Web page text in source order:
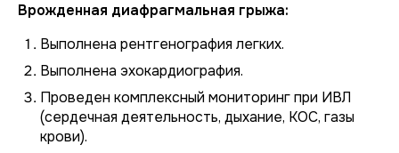
Врожденная диафрагмальная грыжа:
Выполнена рентгенография легких.
Выполнена эхокардиография.
Проведен комплексный мониторинг при ИВЛ
(сердечная деятельность, дыхание, КОС, газы
крови).